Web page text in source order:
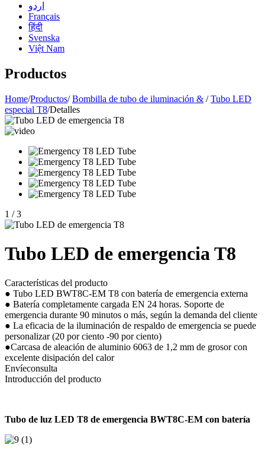
اردو
Français
हिंदी
Svenska
Việt Nam
Productos
Home/Productos/ Bombilla de tubo de iluminación & / Tubo LED
especial T8/Detalles
1 / 3
Tubo LED de emergencia T8
Características del producto
● Tubo LED BWT8C-EM T8 con batería de emergencia externa
● Batería completamente cargada EN 24 horas. Soporte de
emergencia durante 90 minutos o más, según la demanda del cliente
● La eficacia de la iluminación de respaldo de emergencia se puede
personalizar (20 por ciento -90 por ciento)
●Carcasa de aleación de aluminio 6063 de 1,2 mm de grosor con
excelente disipación del calor
Envíeconsulta
Introducción del producto
Tubo de luz LED T8 de emergencia BWT8C-EM con batería